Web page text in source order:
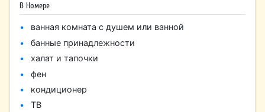
В Номере
ванная комната с душем или ванной
банные принадлежности
халат и тапочки
фен
кондиционер
ТВ